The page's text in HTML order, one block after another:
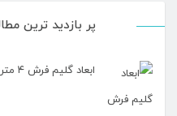
پر بازدید ترین
ابعاد گلیم فرش ۴ متری